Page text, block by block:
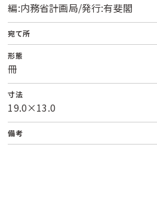
編:内務省計画局/発行:有斐閣
宛て所
形態
冊
寸法
19.0×13.0
備考